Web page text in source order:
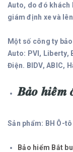
Auto, do đó khách
giám định xe và
Một số công ty
Auto: PVI, Liberty,
Điện. BIDV, ABIC,
𝑩𝒂̉𝒐 𝒉𝒊𝒆̂̉𝒎
Sản phẩm: BH Ô-tô
Bảo hiểm Bắt